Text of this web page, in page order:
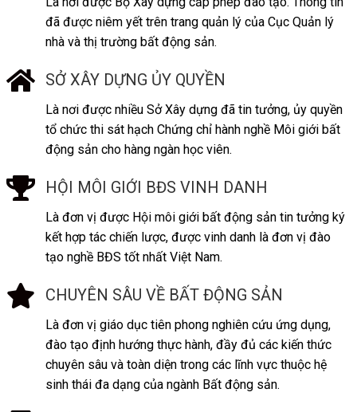
đã được niêm yết trên trang quản lý của Cục Quản lý
nhà và thị trường bất động sản.
SỞ XÂY DỰNG ỦY QUYỀN
Là nơi được nhiều Sở Xây dựng đã tin tưởng, ủy quyền
tổ chức thi sát hạch Chứng chỉ hành nghề Môi giới bất
động sản cho hàng ngàn học viên.
HỘI MÔI GIỚI BĐS VINH DANH
Là đơn vị được Hội môi giới bất động sản tin tưởng ký
kết hợp tác chiến lược, được vinh danh là đơn vị đào
tạo nghề BĐS tốt nhất Việt Nam.
CHUYÊN SÂU VỀ BẤT ĐỘNG SẢN
Là đơn vị giáo dục tiên phong nghiên cứu ứng dụng,
đào tạo định hướng thực hành, đầy đủ các kiến thức
chuyên sâu và toàn diện trong các lĩnh vực thuộc hệ
sinh thái đa dạng của ngành Bất động sản.